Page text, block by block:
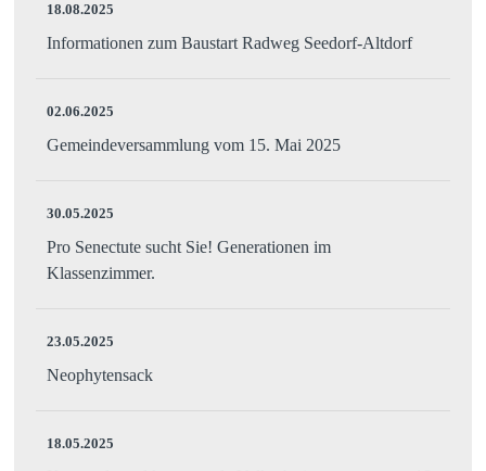
18.08.2025
Informationen zum Baustart Radweg Seedorf-Altdorf
02.06.2025
Gemeindeversammlung vom 15. Mai 2025
30.05.2025
Pro Senectute sucht Sie! Generationen im
Klassenzimmer.
23.05.2025
Neophytensack
18.05.2025